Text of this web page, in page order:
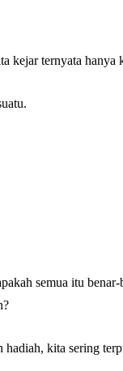
kejar ternyata hanya
semua itu benar-
hadiah, kita sering